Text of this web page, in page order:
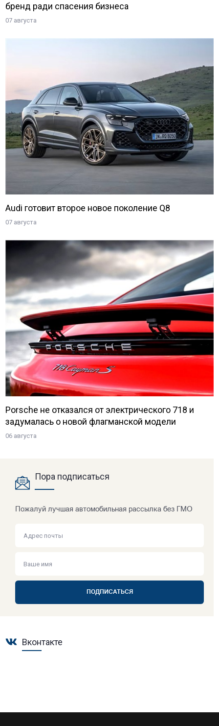
бренд ради спасения бизнеса
07 августа
Audi готовит второе новое поколение Q8
07 августа
Porsche не отказался от электрического 718 и
задумалась о новой флагманской модели
06 августа
Пора подписаться
Пожалуй лучшая автомобильная рассылка без ГМО
ПОДПИСАТЬСЯ
Вконтакте